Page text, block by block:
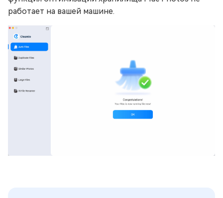
работает на вашей машине.